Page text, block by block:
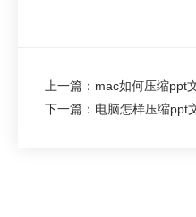
上一篇：mac如何压缩ppt
下一篇：电脑怎样压缩ppt